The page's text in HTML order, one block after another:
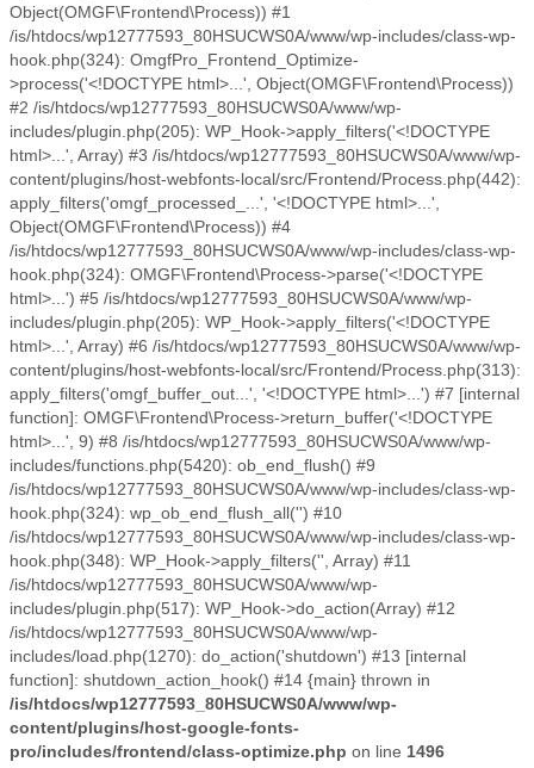
Object(OMGF\Frontend\Process)) #1
/is/htdocs/wp12777593_80HSUCWS0A/www/wp-includes/class-wp-
hook.php(324): OmgfPro_Frontend_Optimize-
>process('<!DOCTYPE html>...', Object(OMGF\Frontend\Process))
#2 /is/htdocs/wp12777593_80HSUCWS0A/www/wp-
includes/plugin.php(205): WP_Hook->apply_filters('<!DOCTYPE
html>...', Array) #3 /is/htdocs/wp12777593_80HSUCWS0A/www/wp-
content/plugins/host-webfonts-local/src/Frontend/Process.php(442):
apply_filters('omgf_processed_...', '<!DOCTYPE html>...',
Object(OMGF\Frontend\Process)) #4
/is/htdocs/wp12777593_80HSUCWS0A/www/wp-includes/class-wp-
hook.php(324): OMGF\Frontend\Process->parse('<!DOCTYPE
html>...') #5 /is/htdocs/wp12777593_80HSUCWS0A/www/wp-
includes/plugin.php(205): WP_Hook->apply_filters('<!DOCTYPE
html>...', Array) #6 /is/htdocs/wp12777593_80HSUCWS0A/www/wp-
content/plugins/host-webfonts-local/src/Frontend/Process.php(313):
apply_filters('omgf_buffer_out...', '<!DOCTYPE html>...') #7 [internal
function]: OMGF\Frontend\Process->return_buffer('<!DOCTYPE
html>...', 9) #8 /is/htdocs/wp12777593_80HSUCWS0A/www/wp-
includes/functions.php(5420): ob_end_flush() #9
/is/htdocs/wp12777593_80HSUCWS0A/www/wp-includes/class-wp-
hook.php(324): wp_ob_end_flush_all('') #10
/is/htdocs/wp12777593_80HSUCWS0A/www/wp-includes/class-wp-
hook.php(348): WP_Hook->apply_filters('', Array) #11
/is/htdocs/wp12777593_80HSUCWS0A/www/wp-
includes/plugin.php(517): WP_Hook->do_action(Array) #12
/is/htdocs/wp12777593_80HSUCWS0A/www/wp-
includes/load.php(1270): do_action('shutdown') #13 [internal
function]: shutdown_action_hook() #14 {main} thrown in
/is/htdocs/wp12777593_80HSUCWS0A/www/wp-
content/plugins/host-google-fonts-
pro/includes/frontend/class-optimize.php on line 1496